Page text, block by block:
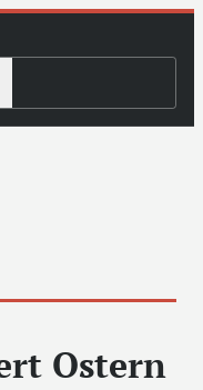
Ostern